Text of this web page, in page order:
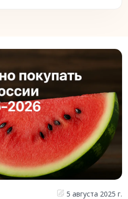
5 августа 2025 г.